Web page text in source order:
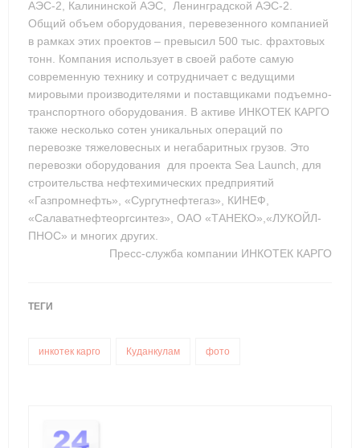
АЭС-2, Калининской АЭС, Ленинградской АЭС-2.
Общий объем оборудования, перевезенного компанией
в рамках этих проектов – превысил 500 тыс. фрахтовых
тонн. Компания использует в своей работе самую
современную технику и сотрудничает с ведущими
мировыми производителями и поставщиками подъемно-
транспортного оборудования. В активе ИНКОТЕК КАРГО
также несколько сотен уникальных операций по
перевозке тяжеловесных и негабаритных грузов. Это
перевозки оборудования для проекта Sea Launch, для
строительства нефтехимических предприятий
«Газпромнефть», «Сургутнефтегаз», КИНЕФ,
«Салаватнефтеоргсинтез», ОАО «ТАНЕКО»,«ЛУКОЙЛ-
ПНОС» и многих других.
Пресс-служба компании ИНКОТЕК КАРГО
ТЕГИ
инкотек карго Куданкулам фото